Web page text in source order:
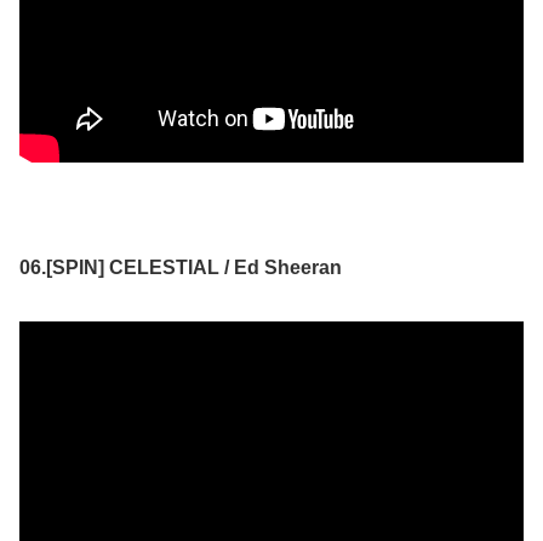
06.[SPIN] CELESTIAL / Ed Sheeran